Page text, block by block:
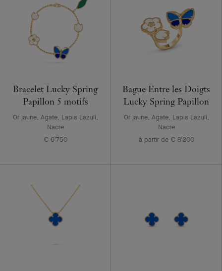
Bracelet Lucky Spring
Papillon 5 motifs
Or jaune, Agate, Lapis Lazuli,
Nacre
€ 6'750
Bague Entre les Doigts
Lucky Spring Papillon
Or jaune, Agate, Lapis Lazuli,
Nacre
à partir de € 8'200